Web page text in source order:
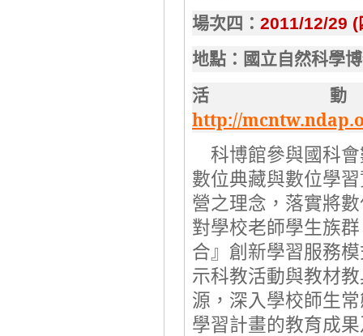
場次四： 2011/12/29 (
地點：國立自然科學
活
http://
科博館參與國科會
數位典藏與數位學
營之理念，落實將
對學校老師學生族
合』創新學習服務
示科教活動與教材
源，深入學校師生
學習計畫的教育成